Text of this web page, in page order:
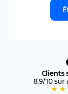
Clients
8.9/10 sur
★ ★